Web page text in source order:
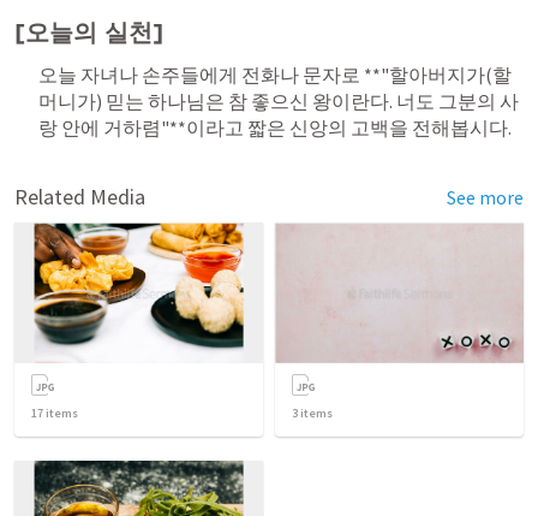
[오늘의 실천]
오늘 자녀나 손주들에게 전화나 문자로 **"할아버지가(할
머니가) 믿는 하나님은 참 좋으신 왕이란다. 너도 그분의 사
랑 안에 거하렴"**이라고 짧은 신앙의 고백을 전해봅시다.
Related Media See more
17 items 3 items